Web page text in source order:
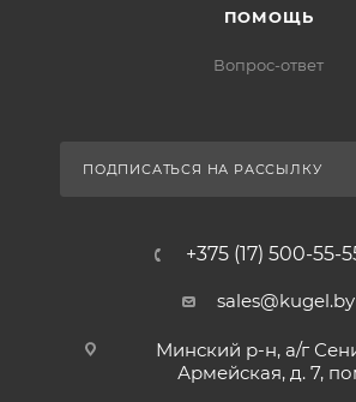
ПОМОЩЬ
Вопрос-ответ
ПОДПИСАТЬСЯ НА РАССЫЛКУ
+375 (17) 500-55-
sales@kugel.by
Минский р-н, а/г
Армейская, д. 7,